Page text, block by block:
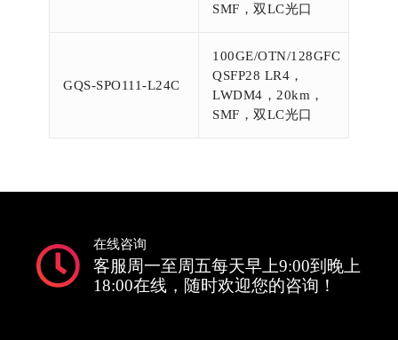
SMF，双LC光口
GQS-SPO111-L24C
100GE/OTN/128GFC
QSFP28 LR4，
LWDM4，20km，
SMF，双LC光口
在线咨询
客服周一至周五每天早上9:00到晚上
18:00在线，随时欢迎您的咨询！